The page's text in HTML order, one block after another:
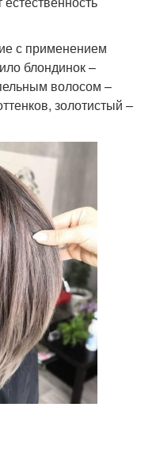
с применением
блондинок –
волосом –
золотистый –